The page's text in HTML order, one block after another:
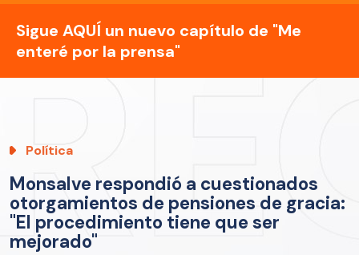
Sigue AQUÍ un nuevo capítulo de "Me
enteré por la prensa"
Política
Monsalve respondió a cuestionados
otorgamientos de pensiones de gracia:
"El procedimiento tiene que ser
mejorado"